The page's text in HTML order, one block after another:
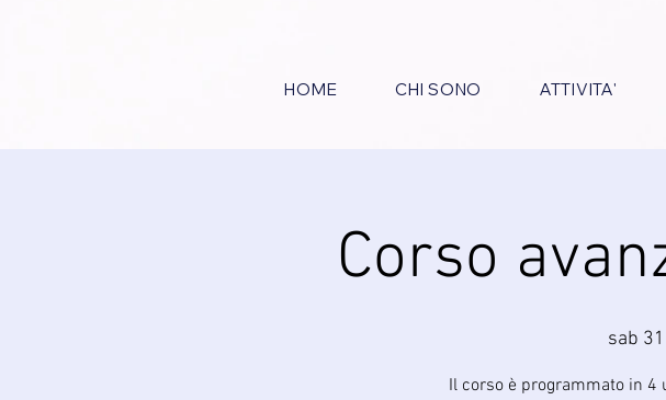
HOME CHI SONO ATTIVITA'
Corso
sab
Il corso è programmato in